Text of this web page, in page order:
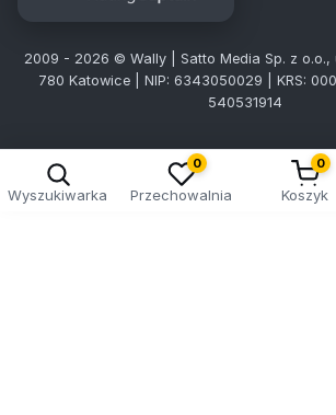
2009 - 2026 © Wally | Satto Media Sp. z o.o.,
780 Katowice | NIP: 6343050029 | KRS:
540531914
Wyszukiwarka
0
Przechowalnia
0
Koszyk
Kreator doboru tablic